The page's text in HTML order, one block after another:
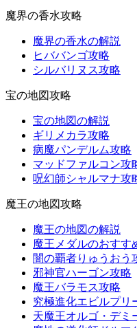
魔界の香水攻略
魔界の香水の解説
ヒババンゴ攻略
シルバリヌス攻略
宝の地図攻略
宝の地図の解説
ギリメカラ攻略
病魔パンデルム攻略
マッドファルコン攻
呪幻師シャルマナ攻
魔王の地図攻略
魔王の地図の解説
魔王メダルのおすす
闇の覇者りゅうおう
邪神官ハーゴン攻略
魔王バラモス攻略
究極進化エビルプリ
天魔王オルゴ・デミ